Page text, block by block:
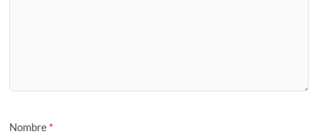
Nombre *